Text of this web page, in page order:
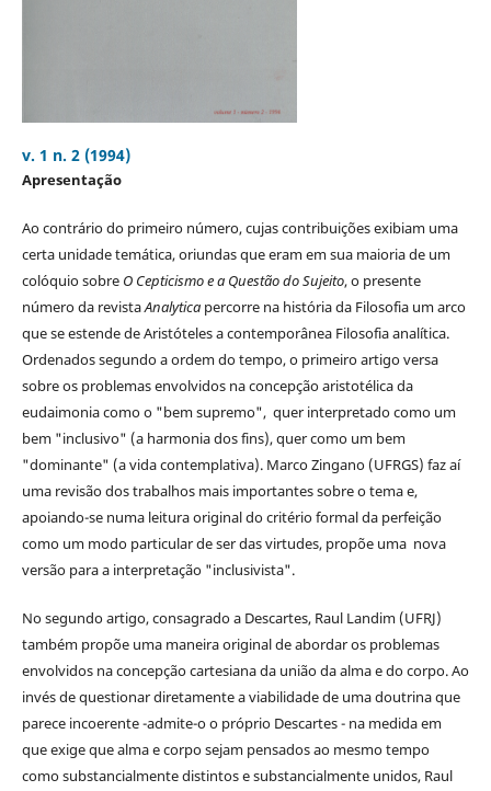
v. 1 n. 2 (1994)
Apresentação
Ao contrário do primeiro número, cujas contribuições exibiam uma
certa unidade temática, oriundas que eram em sua maioria de um
colóquio sobre O Cepticismo e a Questão do Sujeito, o presente
número da revistaAnalyticapercorre na história da Filosofia um arco
que se estende de Aristóteles a contemporânea Filosofia analítica.
Ordenados segundo a ordem do tempo, o primeiro artigo versa
sobre os problemas envolvidos na concepção aristotélica da
eudaimonia como o "bem supremo", quer interpretado como um
bem "inclusivo" (a harmonia dos fins), quer como um bem
"dominante" (a vida contemplativa). Marco Zingano (UFRGS) faz aí
uma revisão dos trabalhos mais importantes sobre o tema e,
apoiando-se numa leitura original do critério formal da perfeição
como um modo particular de ser das virtudes, propõe uma nova
versão para a interpretação "inclusivista".
No segundo artigo, consagrado a Descartes, Raul Landim (UFRJ)
também propõe uma maneira original de abordar os problemas
envolvidos na concepção cartesiana da união da alma e do corpo. Ao
invés de questionar diretamente a viabilidade de uma doutrina que
parece incoerente -admite-o o próprio Descartes - na medida em
que exige que alma e corpo sejam pensados ao mesmo tempo
como substancialmente distintos e substancialmente unidos, Raul